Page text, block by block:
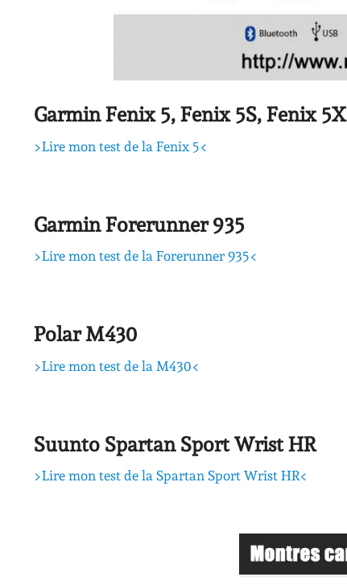
Garmin Fenix 5, Fenix 5S, Fenix 5X
>Lire mon test de la Fenix 5<
Garmin Forerunner 935
>Lire mon test de la Forerunner 935<
Polar M430
>Lire mon test de la M430<
Suunto Spartan Sport Wrist HR
>Lire mon test de la Spartan Sport Wrist HR<